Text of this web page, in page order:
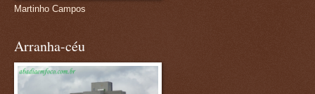
Martinho Campos
Arranha-céu